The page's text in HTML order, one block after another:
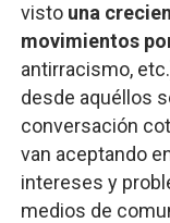
vistouna
movimientos
antirracismo,
desde aquéllos
conversación
van aceptando
intereses y
medios de